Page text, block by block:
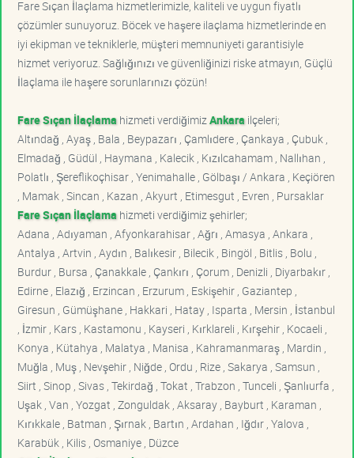
Fare Sıçan İlaçlama hizmetlerimizle, kaliteli ve uygun fiyatlı
çözümler sunuyoruz. Böcek ve haşere ilaçlama hizmetlerinde en
iyi ekipman ve tekniklerle, müşteri memnuniyeti garantisiyle
hizmet veriyoruz. Sağlığınızı ve güvenliğinizi riske atmayın, Güçlü
İlaçlama ile haşere sorunlarınızı çözün!
Fare Sıçan İlaçlama hizmeti verdiğimiz Ankara ilçeleri;
Altındağ , Ayaş , Bala , Beypazarı , Çamlıdere , Çankaya , Çubuk ,
Elmadağ , Güdül , Haymana , Kalecik , Kızılcahamam , Nallıhan ,
Polatlı , Şereflikoçhisar , Yenimahalle , Gölbaşı / Ankara , Keçiören
, Mamak , Sincan , Kazan , Akyurt , Etimesgut , Evren , Pursaklar
Fare Sıçan İlaçlama hizmeti verdiğimiz şehirler;
Adana , Adıyaman , Afyonkarahisar , Ağrı , Amasya , Ankara ,
Antalya , Artvin , Aydın , Balıkesir , Bilecik , Bingöl , Bitlis , Bolu ,
Burdur , Bursa , Çanakkale , Çankırı , Çorum , Denizli , Diyarbakır ,
Edirne , Elazığ , Erzincan , Erzurum , Eskişehir , Gaziantep ,
Giresun , Gümüşhane , Hakkari , Hatay , Isparta , Mersin , İstanbul
, İzmir , Kars , Kastamonu , Kayseri , Kırklareli , Kırşehir , Kocaeli ,
Konya , Kütahya , Malatya , Manisa , Kahramanmaraş , Mardin ,
Muğla , Muş , Nevşehir , Niğde , Ordu , Rize , Sakarya , Samsun ,
Siirt , Sinop , Sivas , Tekirdağ , Tokat , Trabzon , Tunceli , Şanlıurfa ,
Uşak , Van , Yozgat , Zonguldak , Aksaray , Bayburt , Karaman ,
Kırıkkale , Batman , Şırnak , Bartın , Ardahan , Iğdır , Yalova ,
Karabük , Kilis , Osmaniye , Düzce